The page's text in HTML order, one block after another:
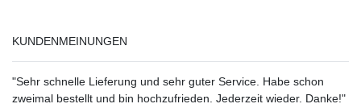
KUNDENMEINUNGEN
"Sehr schnelle Lieferung und sehr guter Service. Habe schon
zweimal bestellt und bin hochzufrieden. Jederzeit wieder. Danke!"